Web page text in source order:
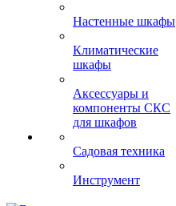
Настенные шкафы
Климатические
шкафы
Аксессуары и
компоненты СКС
для шкафов
Садовая техника
Инструмент